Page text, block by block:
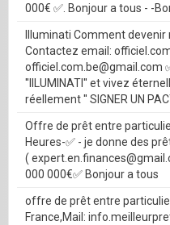
000€ ✅. Bonjour a tous - -
Illuminati Comment
Contactez email:
officiel.com.be@gmail.com
''IILUMINATI'' et vivez
réellement '' SIGNER UN
Offre de prêt entre
Heures-✅ - je donne des
(
000 000€✅ Bonjour a tous
offre de prêt entre
France,Mail: